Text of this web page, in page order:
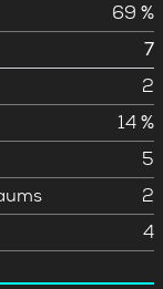
69 %
7
2
14 %
5
2
4